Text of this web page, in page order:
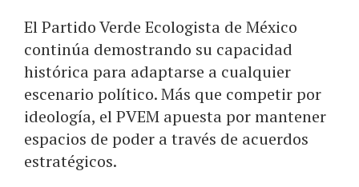
El Partido Verde Ecologista de México
continúa demostrando su capacidad
histórica para adaptarse a cualquier
escenario político. Más que competir por
ideología, el PVEM apuesta por mantener
espacios de poder a través de acuerdos
estratégicos.